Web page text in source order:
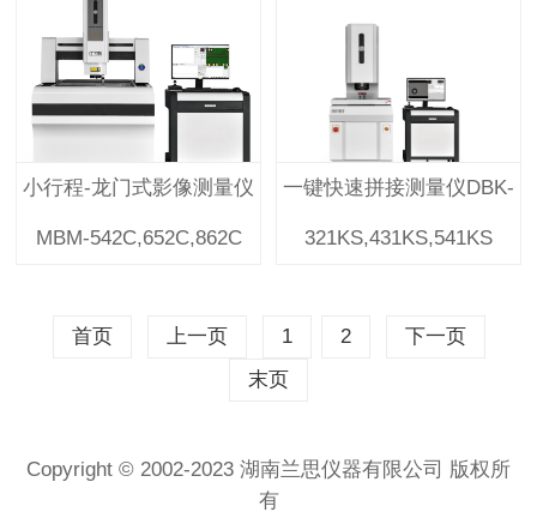
小行程-龙门式影像测量仪
MBM-542C,652C,862C
一键快速拼接测量仪DBK-
321KS,431KS,541KS
首页 上一页 1 2
下一页
末页
Copyright © 2002-2023 湖南兰思仪器有限公司 版权所
有